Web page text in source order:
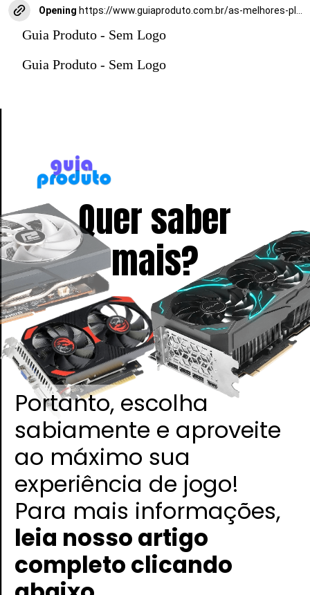
Opening
Guia Produto - Sem Logo
Guia Produto - Sem Logo
Portanto, escolha
sabiamente e aproveite
ao máximo sua
experiência de jogo!
Para mais informações,
leia nosso artigo
completo clicando
Quer saber
mais?